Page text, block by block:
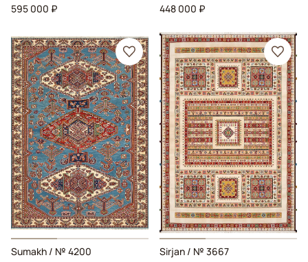
595 000 ₽
448 000 ₽
Sumakh / № 4200
Sirjan / № 3667